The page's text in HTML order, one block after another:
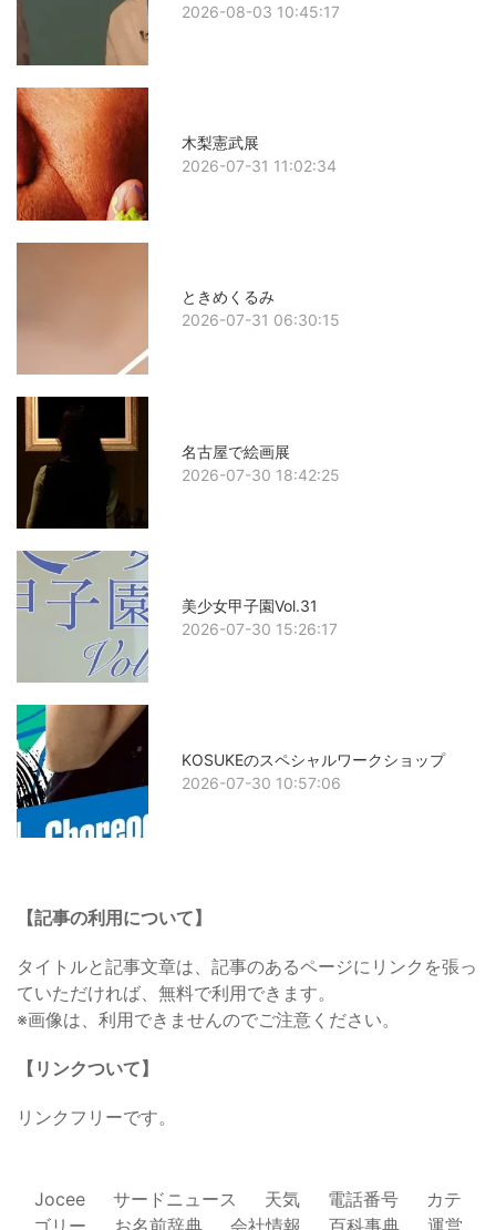
2026-08-03 10:45:17
木梨憲武展
2026-07-31 11:02:34
ときめくるみ
2026-07-31 06:30:15
名古屋で絵画展
2026-07-30 18:42:25
美少女甲子園Vol.31
2026-07-30 15:26:17
KOSUKEのスペシャルワークショップ
2026-07-30 10:57:06
【記事の利用について】
タイトルと記事文章は、記事のあるページにリンクを張っ
ていただければ、無料で利用できます。
※画像は、利用できませんのでご注意ください。
【リンクついて】
リンクフリーです。
Jocee サードニュース 天気 電話番号
カテ
ゴリー
お名前辞典 会社情報 百科事典 運営